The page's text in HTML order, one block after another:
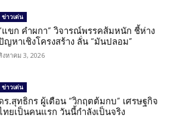
ข่าวเด่น
แขก คำผกา” วิจารณ์พรรคส้มหนัก ชี้ห่าง
ญหาเชิงโครงสร้าง ลั่น “มันปลอม”
งหาคม 3, 2026
ข่าวเด่น
ร.สุทธิกร ผู้เตือน “วิกฤตต้มกบ” เศรษฐกิจ
ทยเป็นคนแรก วันนี้กำลังเป็นจริง